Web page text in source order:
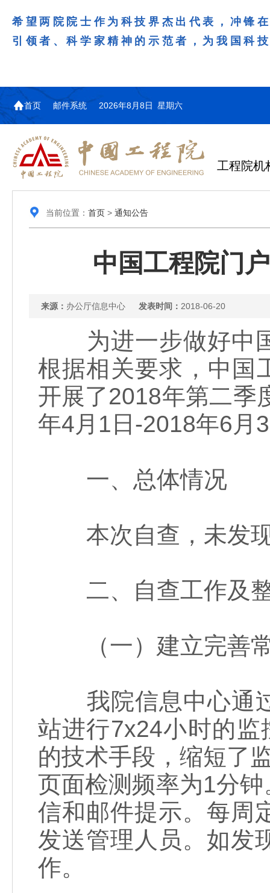
希望两院院士作为科技界杰出代表，冲锋
引领者、科学家精神的示范者，为我国科
首页 邮件系统 2026年8月8日 星期六
工程院机
当前位置： 首页> 通知公告
中国工程院门
来源： 办公厅信息中心 发表时间： 2018-06-20
为进一步做好中国
根据相关要求，中国
开展了2018年第二季
年4月1日-2018年6月
一、总体情况
本次自查，未发现
二、自查工作及
（一）建立完善常
我院信息中心通过
站进行7x24小时的
的技术手段，缩短了
页面检测频率为1分
信和邮件提示。每周
发送管理人员。如发
作。